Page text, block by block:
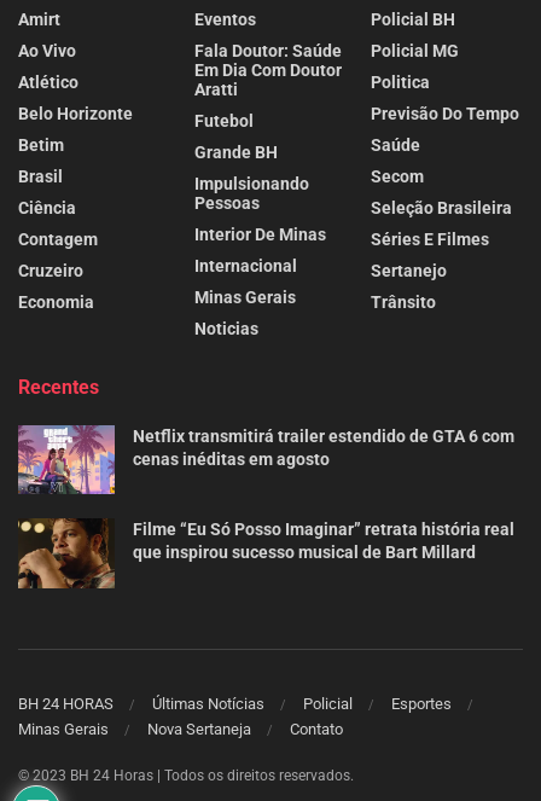
Amirt
Ao Vivo
Atlético
Belo Horizonte
Betim
Brasil
Ciência
Contagem
Cruzeiro
Economia
Eventos
Fala Doutor: Saúde
Em Dia Com Doutor
Aratti
Futebol
Grande BH
Impulsionando
Pessoas
Interior De Minas
Internacional
Minas Gerais
Noticias
Policial BH
Policial MG
Politica
Previsão Do Tempo
Saúde
Secom
Seleção Brasileira
Séries E Filmes
Sertanejo
Trânsito
Recentes
Netflix transmitirá trailer estendido de GTA 6 com
cenas inéditas em agosto
Filme “Eu Só Posso Imaginar” retrata história real
que inspirou sucesso musical de Bart Millard
BH 24 HORAS Últimas Notícias Policial
Esportes
Minas Gerais
Nova Sertaneja Contato
© 2023 BH 24 Horas | Todos os direitos reservados.